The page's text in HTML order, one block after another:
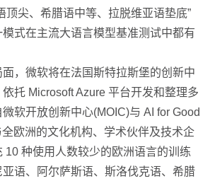
顶尖、希腊语中等、拉脱维亚语垫底”
式在主流大语言模型基准测试中都有
微软将在法国斯特拉斯堡的创新中
托 Microsoft Azure 平台开发和整理多
软开放创新中心(MOIC)与 AI for Good
欧洲的文化机构、学术伙伴及技术企
10 种使用人数较少的欧洲语言的训练
语、阿尔萨斯语、斯洛伐克语、希腊